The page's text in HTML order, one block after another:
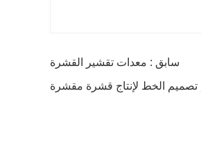
سابق : معدات تقشير القشرة
تصميم الخط لإنتاج قشرة مقشرة